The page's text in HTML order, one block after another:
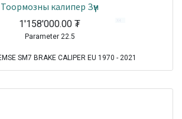
Тоормозны калипер Зүүн
1'158'000.00 ₮
Parameter 22.5
SM7 BRAKE CALIPER EU 1970 - 2021
Actros MP2/MP3 TRUCK EU 2002 - 2021
Actros TRUCK EU 1996 - 2002